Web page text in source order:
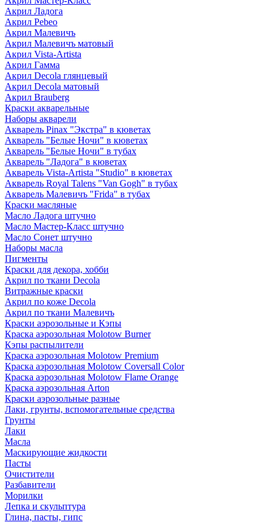
Акрил Ладога
Акрил Pebeo
Акрил Малевичъ
Акрил Малевичъ матовый
Акрил Vista-Artista
Акрил Гамма
Акрил Decola глянцевый
Акрил Decola матовый
Акрил Brauberg
Краски акварельные
Наборы акварели
Акварель Pinax "Экстра" в кюветах
Акварель "Белые Ночи" в кюветах
Акварель "Белые Ночи" в тубах
Акварель "Ладога" в кюветах
Акварель Vista-Artista "Studio" в кюветах
Акварель Royal Talens "Van Gogh" в тубах
Акварель Малевичъ "Frida" в тубах
Краски масляные
Масло Ладога штучно
Масло Мастер-Класс штучно
Масло Сонет штучно
Наборы масла
Пигменты
Краски для декора, хобби
Акрил по ткани Decola
Витражные краски
Акрил по коже Decola
Акрил по ткани Малевичъ
Краски аэрозольные и Кэпы
Краска аэрозольная Molotow Burner
Кэпы распылители
Краска аэрозольная Molotow Premium
Краска аэрозольная Molotow Coversall Color
Краска аэрозольная Molotow Flame Orange
Краска аэрозольная Arton
Краски аэрозольные разные
Лаки, грунты, вспомогательные средства
Грунты
Лаки
Масла
Маскирующие жидкости
Пасты
Очистители
Разбавители
Морилки
Лепка и скульптура
Глина, пасты, гипс